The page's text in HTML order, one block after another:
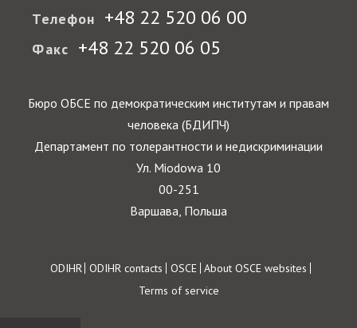
Телефон +48 22 520 06 00
Факс +48 22 520 06 05
Бюро ОБСЕ по демократическим институтам и правам
человека (БДИПЧ)
Департамент по толерантности и недискриминации
Ул. Miodowa 10
00-251
Варшава, Польша
Footer
ODIHR ODIHR contacts OSCE About OSCE websites
Terms of service